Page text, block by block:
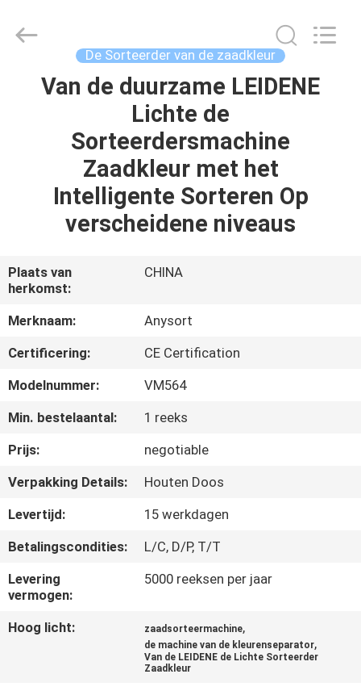
HUIS
PRODUCTEN
ONGEVEER
FABRIEKSREIS
KWALITEITSCONTROLE
ONS
NIEUWS
EEN
CITAAT
SITEMAP
Optoelectronic
Technology
De Sorteerder van de zaadkleur
Van de duurzame LEIDENE
Lichte de
Sorteerdersmachine
Zaadkleur met het
Intelligente Sorteren Op
verscheidene niveaus
Plaats van
herkomst:
CHINA
Merknaam:
Anysort
Certificering:
CE Certification
Modelnummer:
VM564
Min. bestelaantal:
1 reeks
Prijs:
negotiable
Verpakking Details:
Houten Doos
Levertijd:
15 werkdagen
Betalingscondities:
L/C, D/P, T/T
Levering
vermogen:
5000 reeksen per jaar
Hoog licht: zaadsorteermachine,
de machine van de kleurenseparator,
Van de LEIDENE de Lichte Sorteerder
Zaadkleur